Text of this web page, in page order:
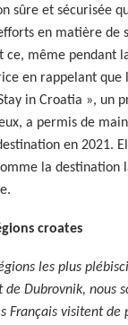
sûre et sécurisée
en matière de
ce, même pendant
en rappelant que
in Croatia », un
a permis de
en 2021.
la destination
croates
les plus
de Dubrovnik, nous
Français visitent de